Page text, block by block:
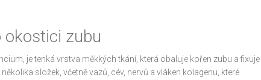
zubu
je tenká vrstva měkkých tkání, která obaluje kořen zubu a fixuje
složek, včetně vazů, cév, nervů a vláken kolagenu, které